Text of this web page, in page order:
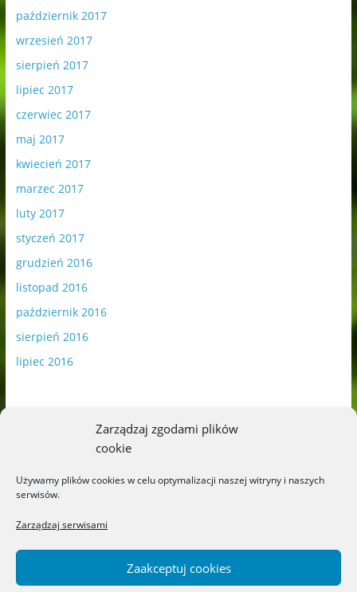
Zarządzaj zgodami plików
cookie
Używamy plików cookies w celu optymalizacji naszej witryny i naszych
serwisów.
Zarządzaj serwisami
Zaakceptuj cookies
październik 2017
wrzesień 2017
sierpień 2017
lipiec 2017
czerwiec 2017
maj 2017
kwiecień 2017
marzec 2017
luty 2017
styczeń 2017
grudzień 2016
listopad 2016
październik 2016
sierpień 2016
lipiec 2016